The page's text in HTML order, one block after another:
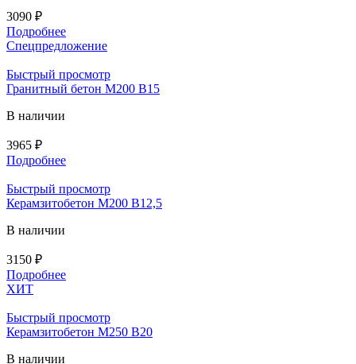
3090 ₽
Подробнее
Спецпредложение
Быстрый просмотр
Гранитный бетон М200 В15
В наличии
3965 ₽
Подробнее
Быстрый просмотр
Керамзитобетон М200 В12,5
В наличии
3150 ₽
Подробнее
ХИТ
Быстрый просмотр
Керамзитобетон М250 В20
В наличии